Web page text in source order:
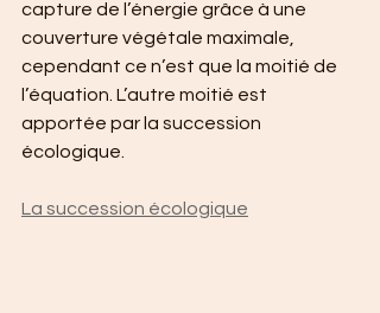
capture de l’énergie grâce à une
couverture végétale maximale,
cependant ce n’est que la moitié de
l’équation. L’autre moitié est
apportée par la succession
écologique.
La succession écologique